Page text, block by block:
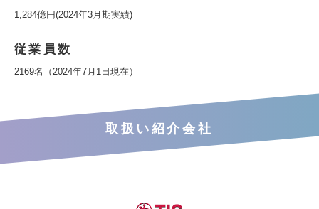
1,284億円(2024年3月期実績)
従業員数
2169名（2024年7月1日現在）
取扱い紹介会社